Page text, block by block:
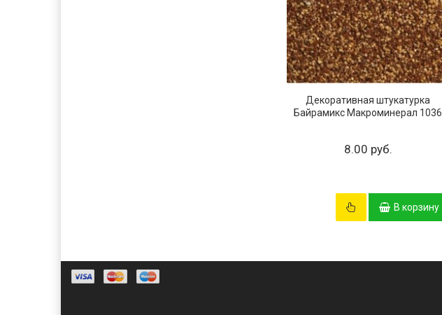
Декоративная штукатурка
Байрамикс Макроминерал 1036
8.00 руб.
В корзину